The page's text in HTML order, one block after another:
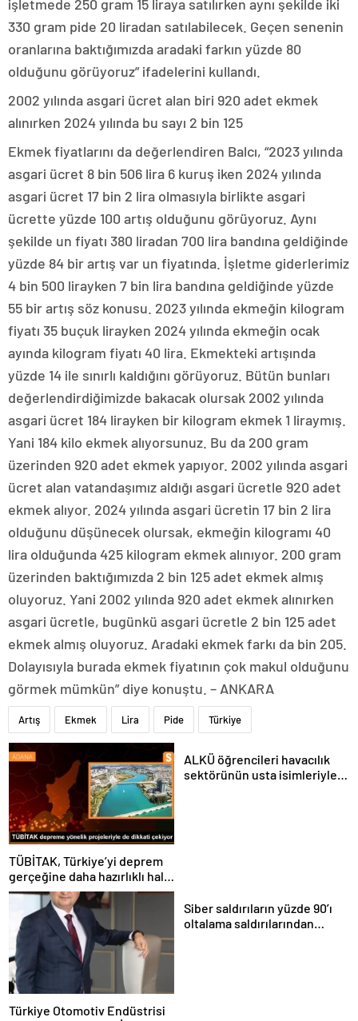
işletmede 250 gram 15 liraya satılırken aynı şekilde iki
330 gram pide 20 liradan satılabilecek. Geçen senenin
oranlarına baktığımızda aradaki farkın yüzde 80
olduğunu görüyoruz” ifadelerini kullandı.
2002 yılında asgari ücret alan biri 920 adet ekmek
alınırken 2024 yılında bu sayı 2 bin 125
Ekmek fiyatlarını da değerlendiren Balcı, “2023 yılında
asgari ücret 8 bin 506 lira 6 kuruş iken 2024 yılında
asgari ücret 17 bin 2 lira olmasıyla birlikte asgari
ücrette yüzde 100 artış olduğunu görüyoruz. Aynı
şekilde un fiyatı 380 liradan 700 lira bandına geldiğinde
yüzde 84 bir artış var un fiyatında. İşletme giderlerimiz
4 bin 500 lirayken 7 bin lira bandına geldiğinde yüzde
55 bir artış söz konusu. 2023 yılında ekmeğin kilogram
fiyatı 35 buçuk lirayken 2024 yılında ekmeğin ocak
ayında kilogram fiyatı 40 lira. Ekmekteki artışında
yüzde 14 ile sınırlı kaldığını görüyoruz. Bütün bunları
değerlendirdiğimizde bakacak olursak 2002 yılında
asgari ücret 184 lirayken bir kilogram ekmek 1 liraymış.
Yani 184 kilo ekmek alıyorsunuz. Bu da 200 gram
üzerinden 920 adet ekmek yapıyor. 2002 yılında asgari
ücret alan vatandaşımız aldığı asgari ücretle 920 adet
ekmek alıyor. 2024 yılında asgari ücretin 17 bin 2 lira
olduğunu düşünecek olursak, ekmeğin kilogramı 40
lira olduğunda 425 kilogram ekmek alınıyor. 200 gram
üzerinden baktığımızda 2 bin 125 adet ekmek almış
oluyoruz. Yani 2002 yılında 920 adet ekmek alınırken
asgari ücretle, bugünkü asgari ücretle 2 bin 125 adet
ekmek almış oluyoruz. Aradaki ekmek farkı da bin 205.
Dolayısıyla burada ekmek fiyatının çok makul olduğunu
görmek mümkün” diye konuştu. – ANKARA
Artış Ekmek Lira Pide Türkiye
TÜBİTAK, Türkiye’yi deprem
gerçeğine daha hazırlıklı hale
getiriyor
ALKÜ öğrencileri havacılık
sektörünün usta isimleriyle
Türkiye Otomotiv Endüstrisi
Siber saldırıların yüzde 90’ı
oltalama saldırılarından